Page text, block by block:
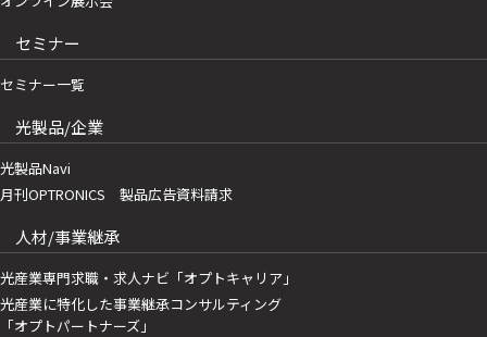
セミナー
セミナー一覧
光製品/企業
光製品Navi
月刊OPTRONICS 製品広告資料請求
人材/事業継承
光産業専門求職・求人ナビ「オプトキャリア」
光産業に特化した事業継承コンサルティング
「オプトパートナーズ」